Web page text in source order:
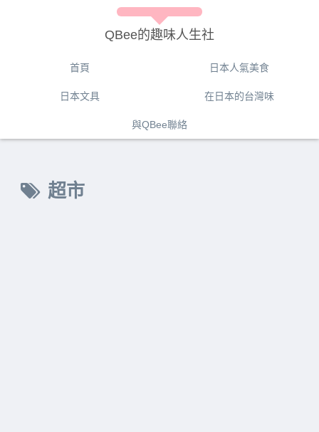
QBee的趣味人生社
首頁 日本人氣美食
日本文具 在日本的台灣味
與QBee聯絡
超市